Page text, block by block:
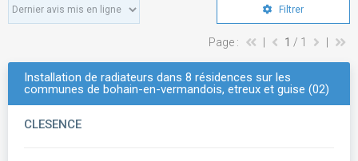
Filtrer
Page : 1 / 1
Installation de radiateurs dans 8 résidences sur les
communes de bohain-en-vermandois, etreux et guise (02)
CLESENCE